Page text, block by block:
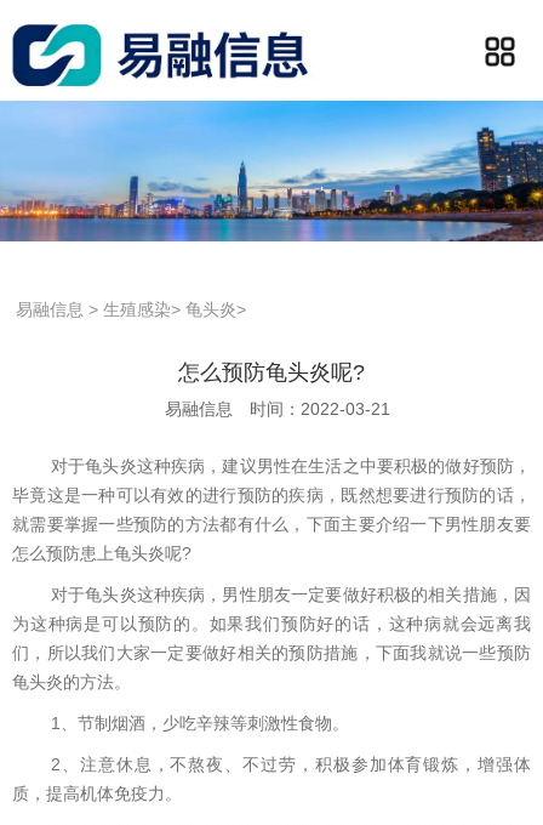
易融信息 >生殖感染>龟头炎>
怎么预防龟头炎呢?
易融信息 时间：2022-03-21
对于龟头炎这种疾病，建议男性在生活之中要积极的做好预防，
毕竟这是一种可以有效的进行预防的疾病，既然想要进行预防的话，
就需要掌握一些预防的方法都有什么，下面主要介绍一下男性朋友要
怎么预防患上龟头炎呢?
对于龟头炎这种疾病，男性朋友一定要做好积极的相关措施，因
为这种病是可以预防的。如果我们预防好的话，这种病就会远离我
们，所以我们大家一定要做好相关的预防措施，下面我就说一些预防
龟头炎的方法。
1、节制烟酒，少吃辛辣等刺激性食物。
2、注意休息，不熬夜、不过劳，积极参加体育锻炼，增强体
质，提高机体免疫力。